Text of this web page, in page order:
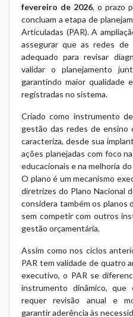
fevereiro de 2026, o prazo
concluam a etapa de
Articuladas (PAR). A
assegurar que as redes de
adequado para revisar
validar o planejamento
garantindo maior qualidade
registradas no sistema.
Criado como instrumento
gestão das redes de ensino
caracteriza, desde sua
ações planejadas com foco
educacionais e na melhoria
O plano é um mecanismo
diretrizes do Plano Nacional
considera também os planos
sem competir com outros
gestão orçamentária.
Assim como nos ciclos
PAR tem validade de quatro
executivo, o PAR se
instrumento dinâmico, que
requer revisão anual e
garantir aderência às